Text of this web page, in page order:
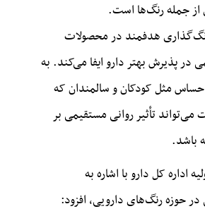
از جمله رنگ‌ها است.
هدفمند در محصولات
در پذیرش بهتر دارو ایفا می‌کند. به
مثل کودکان و سالمندان که
تأثیر روانی مستقیمی بر
باشد.
اداره کل دارو با اشاره به
حوزه رنگ‌های دارویی، افزود: